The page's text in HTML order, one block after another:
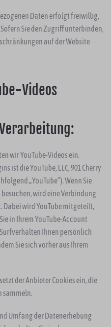
Daten erfolgt freiwillig,
Sie den Zugriff unterbinden,
auf der Website
Videos
wir YouTube-Videos ein.
ist die YouTube, LLC, 901 Cherry
„YouTube“). Wenn Sie
wird eine Verbindung
Dabei wird YouTube mitgeteilt,
in Ihrem YouTube-Account
Ihnen persönlich
Sie sich vorher aus Ihrem
der Anbieter Cookies ein, die
sammeln.
Umfang der Datenerhebung